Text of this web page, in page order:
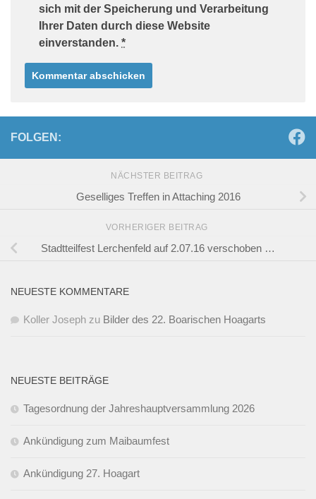
sich mit der Speicherung und Verarbeitung
Ihrer Daten durch diese Website
einverstanden. *
FOLGEN:
NÄCHSTER BEITRAG
Geselliges Treffen in Attaching 2016
VORHERIGER BEITRAG
Stadtteilfest Lerchenfeld auf 2.07.16 verschoben …
NEUESTE KOMMENTARE
Koller Joseph zu Bilder des 22. Boarischen Hoagarts
NEUESTE BEITRÄGE
Tagesordnung der Jahreshauptversammlung 2026
Ankündigung zum Maibaumfest
Ankündigung 27. Hoagart